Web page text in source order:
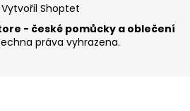
Vytvořil Shoptet
- české pomůcky a oblečení
práva vyhrazena.